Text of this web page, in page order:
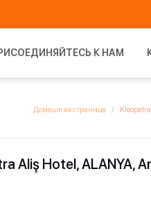
К НАМ
Домашняя страница
Aliş Hotel, ALANYA,